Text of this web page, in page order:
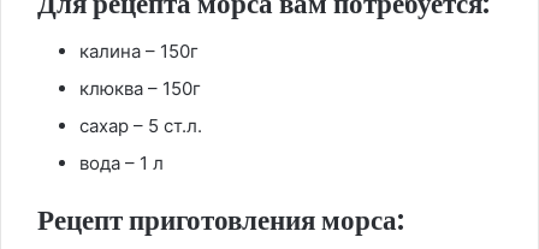
калина – 150г
клюква – 150г
сахар – 5 ст.л.
вода – 1 л
Рецепт приготовления морса: